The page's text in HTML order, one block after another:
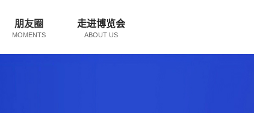
朋友圈
MOMENTS
走进博览会
ABOUT US